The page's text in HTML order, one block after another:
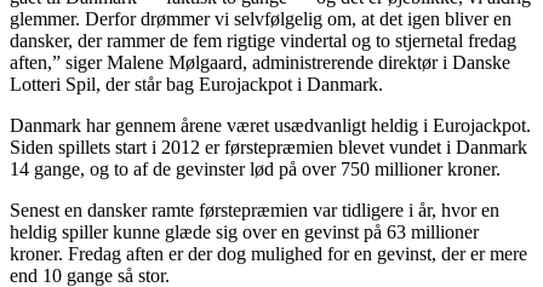
glemmer. Derfor drømmer vi selvfølgelig om, at det igen bliver en
dansker, der rammer de fem rigtige vindertal og to stjernetal fredag
aften,” siger Malene Mølgaard, administrerende direktør i Danske
Lotteri Spil, der står bag Eurojackpot i Danmark.
Danmark har gennem årene været usædvanligt heldig i Eurojackpot.
Siden spillets start i 2012 er førstepræmien blevet vundet i Danmark
14 gange, og to af de gevinster lød på over 750 millioner kroner.
Senest en dansker ramte førstepræmien var tidligere i år, hvor en
heldig spiller kunne glæde sig over en gevinst på 63 millioner
kroner. Fredag aften er der dog mulighed for en gevinst, der er mere
end 10 gange så stor.